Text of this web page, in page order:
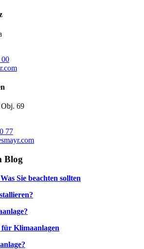
00
69
77
Blog
Sie beachten sollten
Klimaanlagen